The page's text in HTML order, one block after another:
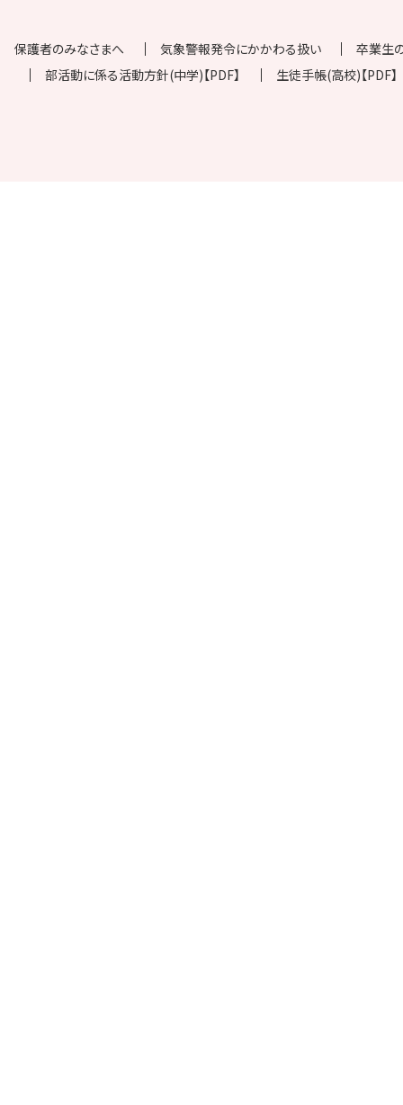
保護者のみなさまへ 気象警報発令にかかわる扱い
卒業生
部活動に係る活動方針(中学)【PDF】
生徒手帳(高校)【PDF】